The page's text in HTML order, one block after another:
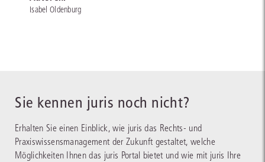
Isabel Oldenburg
Sie kennen juris noch nicht?
Erhalten Sie einen Einblick, wie juris das Rechts- und
Praxiswissensmanagement der Zukunft gestaltet, welche
Möglichkeiten Ihnen das juris Portal bietet und wie mit juris Ihre